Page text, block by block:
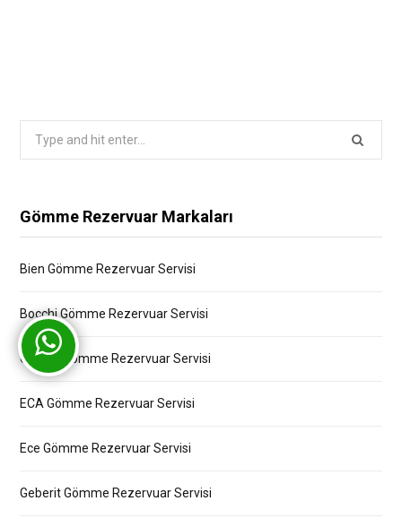
Gömme Rezervuar Markaları
Bien Gömme Rezervuar Servisi
Bocchi Gömme Rezervuar Servisi
Creavit Gömme Rezervuar Servisi
ECA Gömme Rezervuar Servisi
Ece Gömme Rezervuar Servisi
Geberit Gömme Rezervuar Servisi